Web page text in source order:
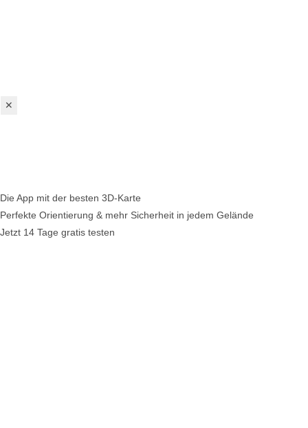
✕
Die App mit der besten 3D-Karte
Perfekte Orientierung & mehr Sicherheit in jedem Gelände
Jetzt 14 Tage gratis testen